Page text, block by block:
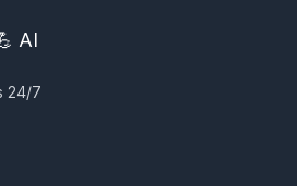
AI
24/7